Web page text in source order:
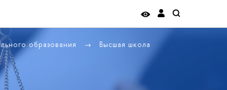
образования Высшая школа